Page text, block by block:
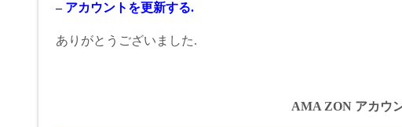
– アカウントを更新する.
ありがとうございました.
AMA ZON アカウ